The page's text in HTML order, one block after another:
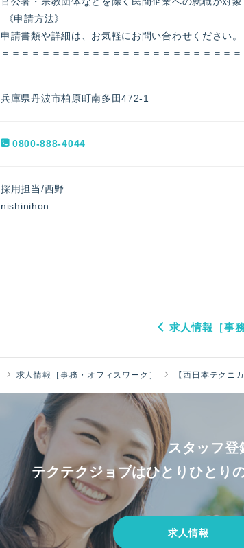
《申請方法》
申請書類や詳細は、お気軽にお問い合わせください。
＝＝＝＝＝＝＝＝＝＝＝＝＝＝＝＝＝＝＝＝＝＝＝
兵庫県丹波市柏原町南多田472-1
0800-888-4044
採用担当/西野
nishinihon
求人情報［事
求人情報［事務・オフィスワーク］ 【西日本テク
スタッフ登
テクテクジョブはひとりひとり
求人情報